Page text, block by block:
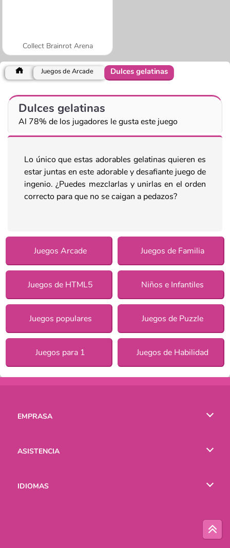
Collect Brainrot Arena
Juegos de Arcade Dulces gelatinas
Dulces gelatinas
Al 78% de los jugadores le gusta este juego
Lo único que estas adorables gelatinas quieren es
estar juntas en este adorable y desafiante juego de
ingenio. ¿Puedes mezclarlas y unirlas en el orden
correcto para que no se caigan a pedazos?
Juegos Arcade Juegos de Familia
Juegos de HTML5 Niños e Infantiles
Juegos populares Juegos de Puzzle
Juegos para 1 Juegos de Habilidad
EMPRASA
ASISTENCIA
IDIOMAS